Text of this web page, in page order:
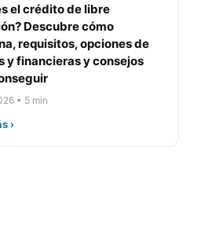
el crédito de libre
Descubre cómo
requisitos, opciones de
y financieras y consejos
• 5 min
›